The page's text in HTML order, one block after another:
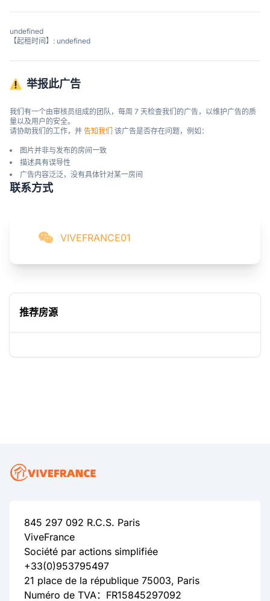
undefined
【起租时间】: undefined
举报此广告
我们有一个由审核员组成的团队，每周 7 天检查我们的广告，以维护广告的质
量以及用户的安全。
请协助我们的工作，并 告知我们 该广告是否存在问题，例如：
图片并非与发布的房间一致
描述具有误导性
广告内容泛泛，没有具体针对某一房间
联系方式
VIVEFRANCE01
推荐房源
845 297 092 R.C.S. Paris
ViveFrance
Société par actions simplifiée
+33(0)953795497
21 place de la république 75003, Paris
Numéro de TVA：FR15845297092